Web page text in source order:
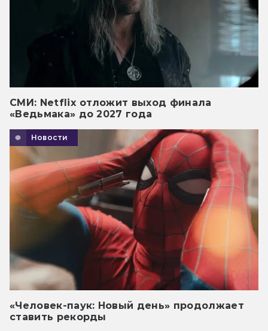
СМИ: Netflix отложит выход финала
«Ведьмака» до 2027 года
Новости
«Человек-паук: Новый день» продолжает
ставить рекорды